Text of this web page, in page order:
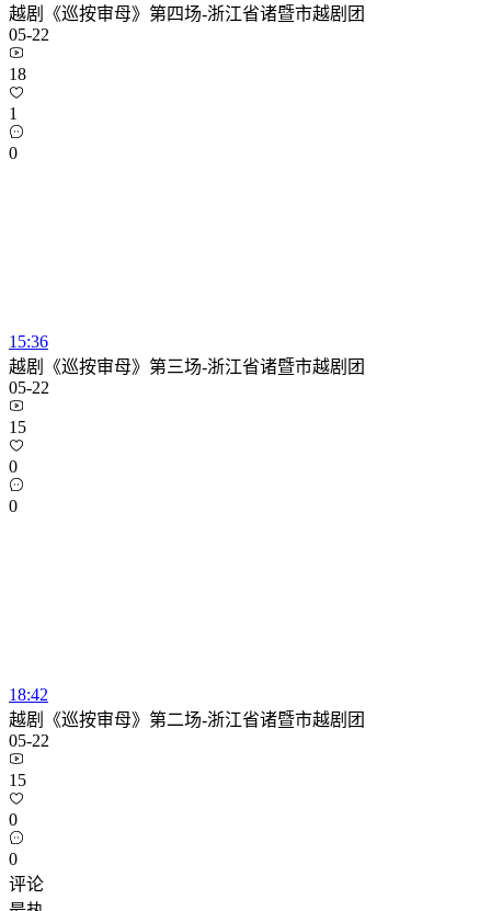
越剧《巡按审母》第四场-浙江省诸暨市越剧团
05-22
18
1
0
15:36
越剧《巡按审母》第三场-浙江省诸暨市越剧团
05-22
15
0
0
18:42
越剧《巡按审母》第二场-浙江省诸暨市越剧团
05-22
15
0
0
评论